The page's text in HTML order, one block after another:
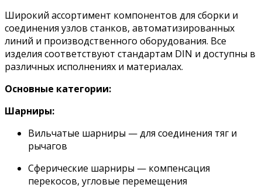
Широкий ассортимент компонентов для сборки и
соединения узлов станков, автоматизированных
линий и производственного оборудования. Все
изделия соответствуют стандартам DIN и доступны в
различных исполнениях и материалах.
Основные категории:
Шарниры:
Вильчатые шарниры — для соединения тяг и
рычагов
Сферические шарниры — компенсация
перекосов, угловые перемещения